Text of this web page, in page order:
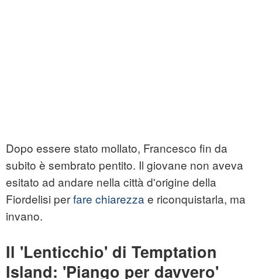
Dopo essere stato mollato, Francesco fin da
subito è sembrato pentito. Il giovane non aveva
esitato ad andare nella città d'origine della
Fiordelisi perfare chiarezza e riconquistarla, ma
invano.
Il 'Lenticchio' di Temptation
Island: 'Piango per davvero'